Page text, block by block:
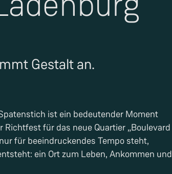
Gestalt an.
ist ein bedeutender Moment
für das neue Quartier „Boulevard
für beeindruckendes Tempo steht,
ein Ort zum Leben, Ankommen und